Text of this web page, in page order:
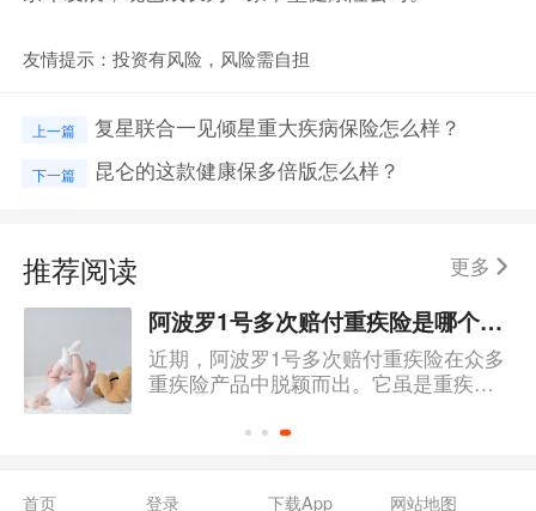
友情提示：投资有风险，风险需自担
上一篇 复星联合一见倾星重大疾病保险怎么样？
下一篇 昆仑的这款健康保多倍版怎么样？
推荐阅读 更多
阿波罗1号多次赔付重疾险是哪个保险公司的?好不好?
近期，阿波罗1号多次赔付重疾险在众多
重疾险产品中脱颖而出。它虽是重疾多
付的重疾险产品相媲美，而且赔付比例
首页 登录 下载App 网站地图